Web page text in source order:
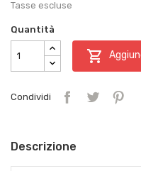
Tasse escluse
Quantità

Condividi
Descrizione